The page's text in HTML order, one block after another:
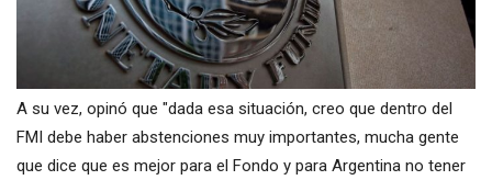
A su vez, opinó que "dada esa situación, creo que dentro del
FMI debe haber abstenciones muy importantes, mucha gente
que dice que es mejor para el Fondo y para Argentina no tener